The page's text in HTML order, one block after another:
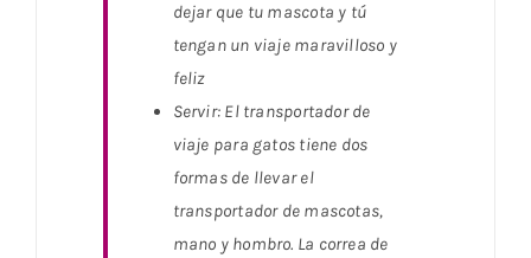
dejar que tu mascota y tú
tengan un viaje maravilloso y
feliz
Servir: El transportador de
viaje para gatos tiene dos
formas de llevar el
transportador de mascotas,
mano y hombro. La correa de